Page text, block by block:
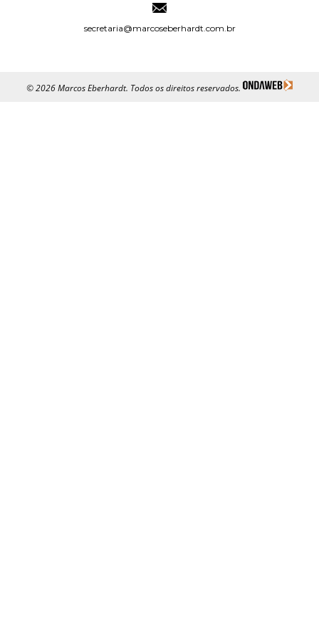
secretaria@marcoseberhardt.com.br
© 2026 Marcos Eberhardt. Todos os direitos reservados.